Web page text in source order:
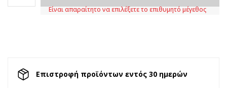
Είναι απαραίτητο να επιλέξετε το επιθυμητό μέγεθος
Επιστροφή προϊόντων εντός 30 ημερών